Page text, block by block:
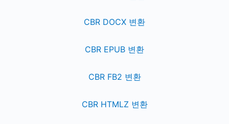
CBR DOCX 변환
CBR EPUB 변환
CBR FB2 변환
CBR HTMLZ 변환